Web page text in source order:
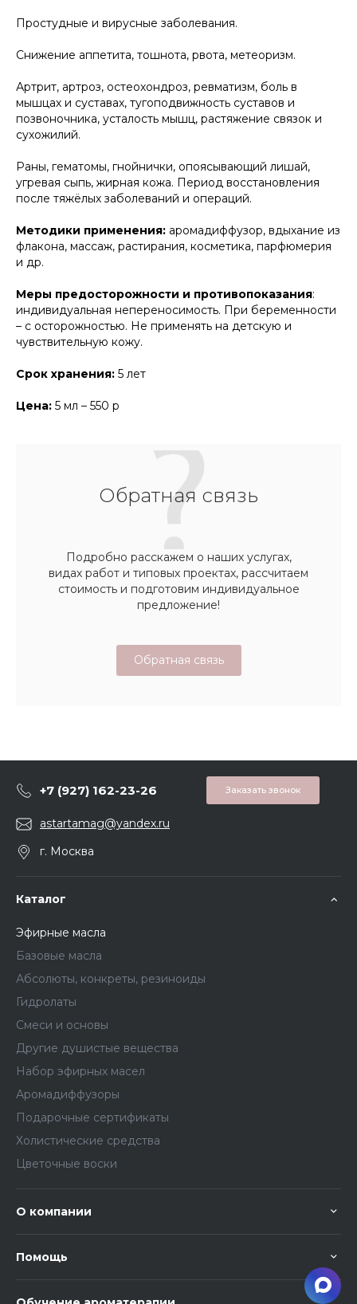
Простудные и вирусные заболевания.
Снижение аппетита, тошнота, рвота, метеоризм.
Артрит, артроз, остеохондроз, ревматизм, боль в
мышцах и суставах, тугоподвижность суставов и
позвоночника, усталость мышц, растяжение связок и
сухожилий.
Раны, гематомы, гнойнички, опоясывающий лишай,
угревая сыпь, жирная кожа. Период восстановления
после тяжёлых заболеваний и операций.
Методики применения: аромадиффузор, вдыхание из
флакона, массаж, растирания, косметика, парфюмерия
и др.
Меры предосторожности и противопоказания:
индивидуальная непереносимость. При беременности
– с осторожностью. Не применять на детскую и
чувствительную кожу.
Срок хранения: 5 лет
Цена: 5 мл – 550 р
Обратная связь
Подробно расскажем о наших услугах,
видах работ и типовых проектах, рассчитаем
стоимость и подготовим индивидуальное
предложение!
Обратная связь
+7 (927) 162-23-26 Заказать звонок
astartamag@yandex.ru
г. Москва
Каталог
Эфирные масла
Базовые масла
Абсолюты, конкреты, резиноиды
Гидролаты
Смеси и основы
Другие душистые вещества
Набор эфирных масел
Аромадиффузоры
Подарочные сертификаты
Холистические средства
Цветочные воски
О компании
Помощь